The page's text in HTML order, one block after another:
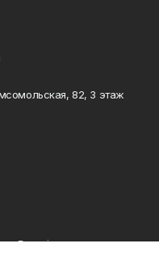
82, 3 этаж